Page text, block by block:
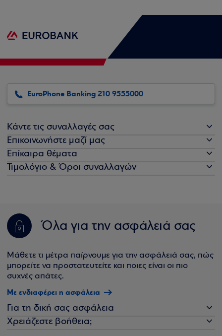
EuroPhone Banking 210 9555000
Κάντε τις συναλλαγές σας
Επικοινωνήστε μαζί μας
Επίκαιρα θέματα
Τιμολόγιο & Όροι συναλλαγών
Όλα για την ασφάλειά σας
Μάθετε τι μέτρα παίρνουμε για την ασφάλειά σας, πώς
μπορείτε να προστατευτείτε και ποιες είναι οι πιο
συχνές απάτες.
Με ενδιαφέρει η ασφάλεια
Για τη δική σας ασφάλεια
Χρειάζεστε βοήθεια;